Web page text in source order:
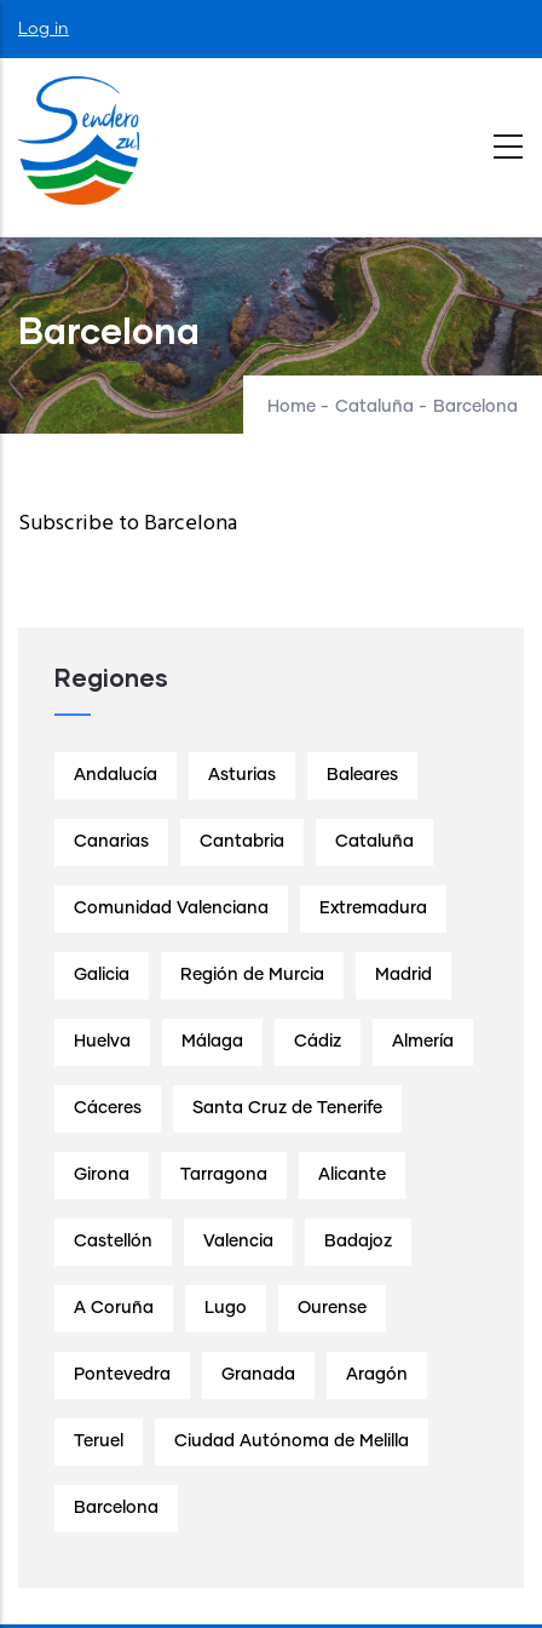
Skip
to
main
content
User
account
menu
Log in
Barcelona
Home - Cataluña - Barcelona
Subscribe to Barcelona
Regiones
Andalucía Asturias Baleares
Canarias Cantabria Cataluña
Comunidad Valenciana Extremadura
Galicia Región de Murcia Madrid
Huelva Málaga Cádiz Almería
Cáceres Santa Cruz de Tenerife
Girona Tarragona Alicante
Castellón Valencia Badajoz
A Coruña Lugo Ourense
Pontevedra Granada Aragón
Teruel Ciudad Autónoma de Melilla
Barcelona